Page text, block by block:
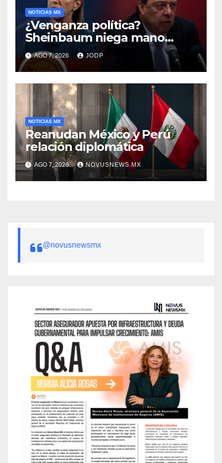
NOTICIAS MX
¿Venganza política?
Sheinbaum niega mano
negra en captura de Ángel
Aguirre
AGO 7, 2026 JODP
NOTICIAS MX
Reanudan México y Perú
relación diplomática
AGO 7, 2026 NOVUSNEWS.MX
@novusnewsmx